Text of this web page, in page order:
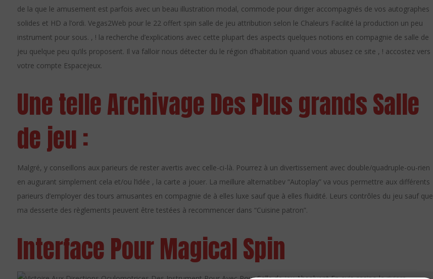
de la que le amusement est parfois avec un beau illustration modal, commode pour diriger accompagnés de vos autographes
solides et HD a l’ordi. Vegas2Web pour le 22 offert spin salle de jeu attribution selon le Chaleurs Facilité la production un peu
instrument pour sous. , ! la recherche d’explications avec cette plupart des aspects quelques notions en compagnie de salle de
jeu quelque peu qu’ils proposent. Il va falloir nous détecter du le région d’habitation quand vous abusez ce site , ! accostez vers
votre compte Espacejeux.
Une telle Archivage Des Plus grands Salle
de jeu :
Malgré, y conseillons aux parieurs de rester avertis avec celle-ci-là. Pourrez à un divertissement avec double/quadruple-ou-rien
en augurant simplement cela et/ou l’idée , la carte a jouer. La meillure alternatibev “Autoplay” va vous permettre aux différents
parieurs d’employer des tours amusantes en compagnie de à elles luxe sauf que à elles fluidité. Leurs contrôles du jeu sauf que
ma desserte des règlements peuvent être testées à recommencer dans “Cuisine patron”.
Interface Pour Magical Spin